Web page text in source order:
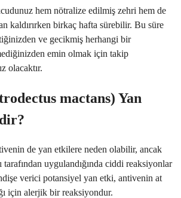
hem nötralize edilmiş zehri hem de
kaldırırken birkaç hafta sürebilir. Bu süre
ve gecikmiş herhangi bir
emin olmak için takip
olacaktır.
mactans) Yan
de yan etkilere neden olabilir, ancak
tarafından uygulandığında ciddi reaksiyonlar
verici potansiyel yan etki, antivenin at
için alerjik bir reaksiyondur.